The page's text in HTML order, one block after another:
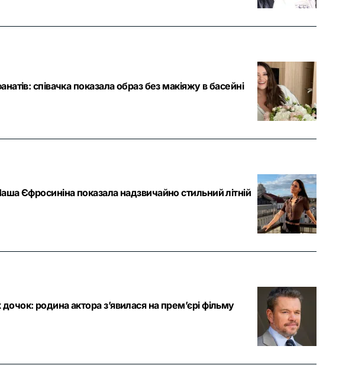
співачка показала образ без макіяжу в басейні
Єфросиніна показала надзвичайно стильний літній
родина актора з’явилася на прем’єрі фільму